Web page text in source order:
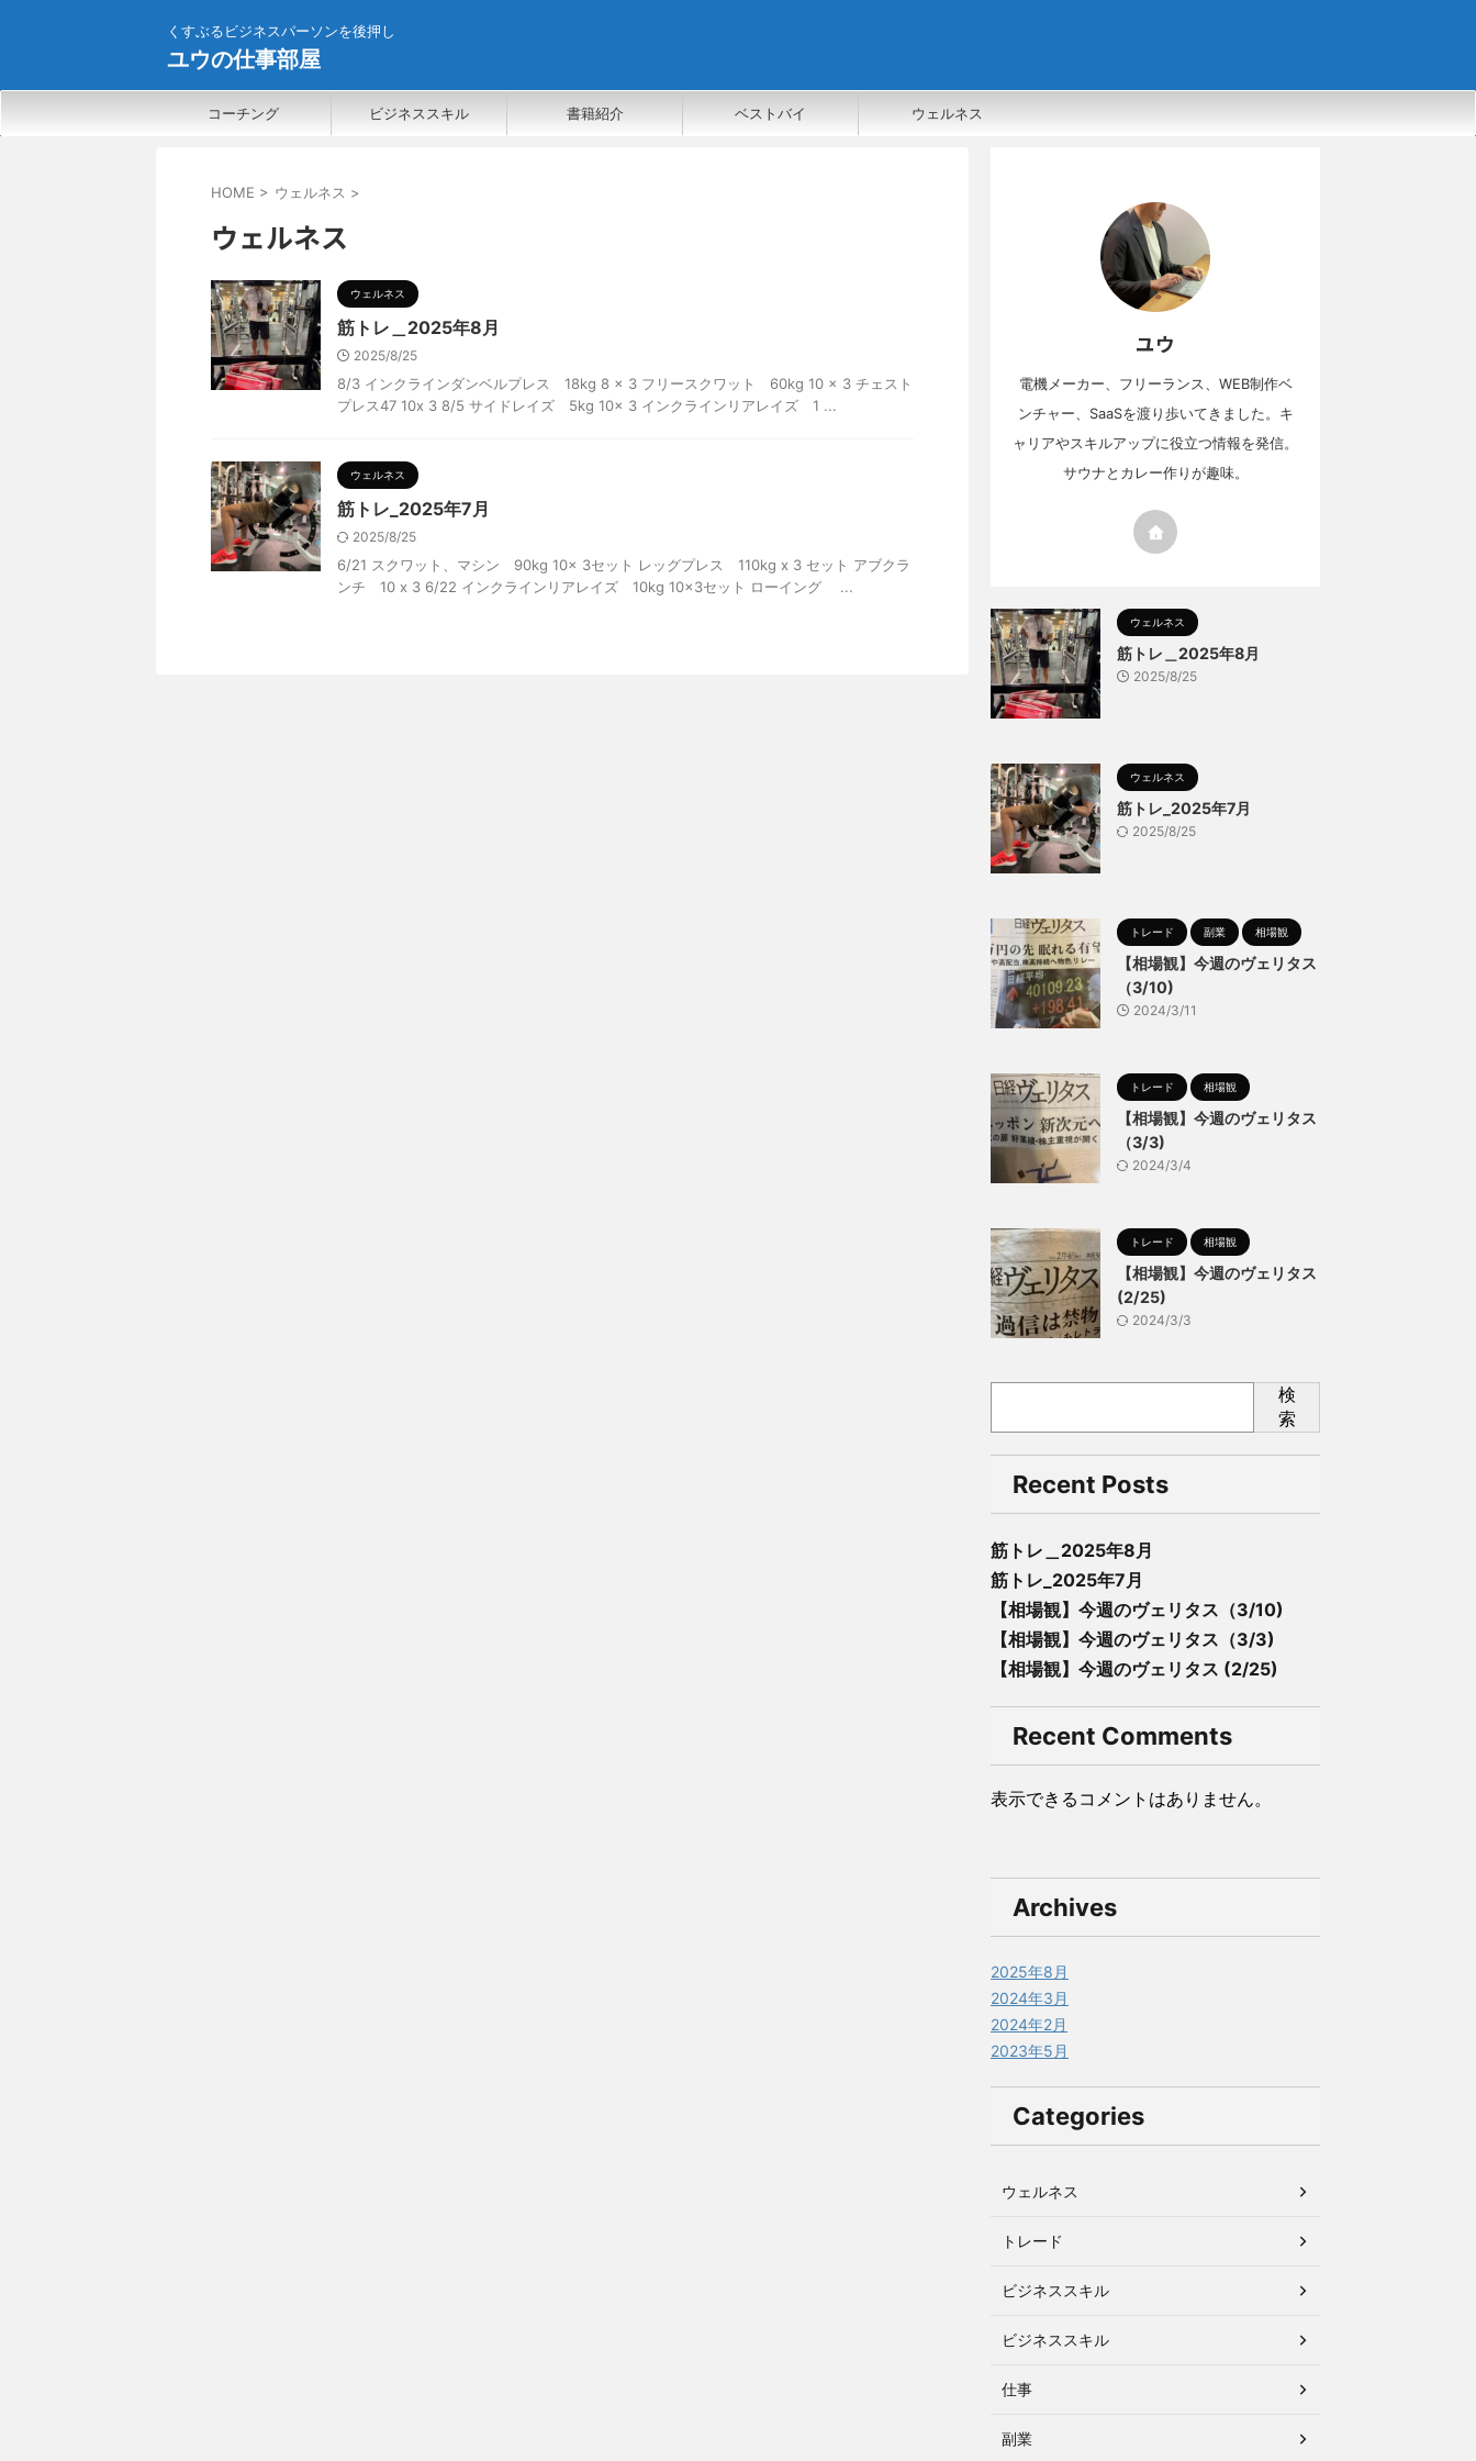
くすぶるビジネスパーソンを後押し
ユウの仕事部屋
コーチング ビジネススキル 書籍紹介 ベストバイ ウェルネス
HOME > ウェルネス >
ウェルネス
ウェルネス
筋トレ＿2025年8月
2025/8/25
8/3 インクラインダンベルプレス 18kg 8 x 3 フリースクワット 60kg 10 x 3 チェスト
プレス47 10x 3 8/5 サイドレイズ 5kg 10x 3 インクラインリアレイズ 1 ...
ウェルネス
筋トレ_2025年7月
2025/8/25
6/21 スクワット、マシン 90kg 10x 3セット レッグプレス 110kg x 3 セット アブクラ
ンチ 10 x 3 6/22 インクラインリアレイズ 10kg 10x3セット ローイング ...
ユウ
電機メーカー、フリーランス、WEB制作ベ
ンチャー、SaaSを渡り歩いてきました。キ
ャリアやスキルアップに役立つ情報を発信。
サウナとカレー作りが趣味。
ウェルネス
筋トレ＿2025年8月
2025/8/25
ウェルネス
筋トレ_2025年7月
2025/8/25
トレード 副業 相場観
【相場観】今週のヴェリタス
（3/10)
2024/3/11
トレード 相場観
【相場観】今週のヴェリタス
（3/3)
2024/3/4
トレード 相場観
【相場観】今週のヴェリタス
(2/25)
2024/3/3
検
索
Recent Posts
筋トレ＿2025年8月
筋トレ_2025年7月
【相場観】今週のヴェリタス（3/10)
【相場観】今週のヴェリタス（3/3)
【相場観】今週のヴェリタス (2/25)
Recent Comments
表示できるコメントはありません。
Archives
2025年8月
2024年3月
2024年2月
2023年5月
Categories
ウェルネス
トレード
ビジネススキル
ビジネススキル
仕事
副業